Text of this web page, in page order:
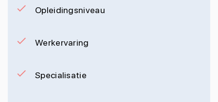
Opleidingsniveau
Werkervaring
Specialisatie